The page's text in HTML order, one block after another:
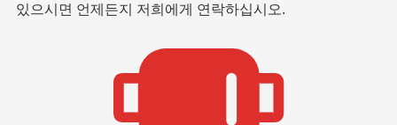
있으시면 언제든지 저희에게 연락하십시오.